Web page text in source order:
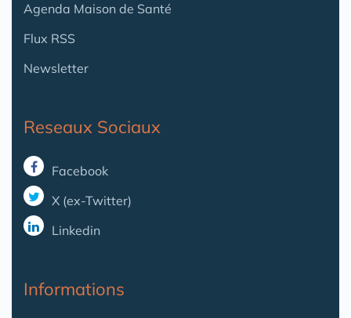
Agenda Maison de Santé
Flux RSS
Newsletter
Reseaux Sociaux
Facebook
X (ex-Twitter)
Linkedin
Informations